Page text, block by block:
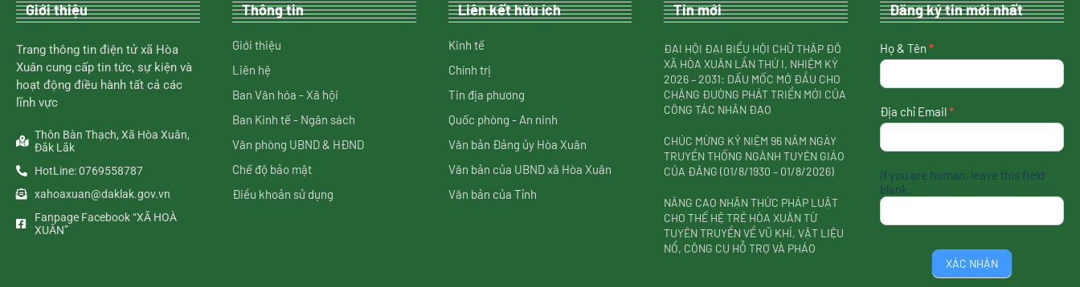
Giới thiệu
Trang thông tin điện tử xã Hòa
Xuân cung cấp tin tức, sự kiện và
hoạt động điều hành tất cả các
lĩnh vực
Thôn Bàn Thạch, Xã Hòa Xuân,
Đắk Lắk
HotLine: 0769558787
xahoaxuan@daklak.gov.vn
Fanpage Facebook “XÃ HOÀ
XUÂN”
Thông tin
Giới thiệu
Liên hệ
Ban Văn hóa - Xã hội
Ban Kinh tế - Ngân sách
Văn phòng UBND & HĐND
Chế độ bảo mật
Điều khoản sử dụng
Liên kết hữu ích
Kinh tế
Chính trị
Tin địa phương
Quốc phòng - An ninh
Văn bản Đảng ủy Hòa Xuân
Văn bản của UBND xã Hòa Xuân
Văn bản của Tỉnh
Tin mới
ĐẠI HỘI ĐẠI BIỂU HỘI CHỮ THẬP ĐỎ
XÃ HÒA XUÂN LẦN THỨ I, NHIỆM KỲ
2026 – 2031: DẤU MỐC MỞ ĐẦU CHO
CHẶNG ĐƯỜNG PHÁT TRIỂN MỚI CỦA
CÔNG TÁC NHÂN ĐẠO
CHÚC MỪNG KỶ NIỆM 96 NĂM NGÀY
TRUYỀN THỐNG NGÀNH TUYÊN GIÁO
CỦA ĐẢNG (01/8/1930 – 01/8/2026)
NÂNG CAO NHẬN THỨC PHÁP LUẬT
CHO THẾ HỆ TRẺ HÒA XUÂN TỪ
TUYÊN TRUYỀN VỀ VŨ KHÍ, VẬT LIỆU
NỔ, CÔNG CỤ HỖ TRỢ VÀ PHÁO
Đăng ký tin mới nhất
nhận
tin
nhất
Họ & Tên*
Địa chỉ Email*
If you are human, leave this field
blank.
XÁC NHẬN